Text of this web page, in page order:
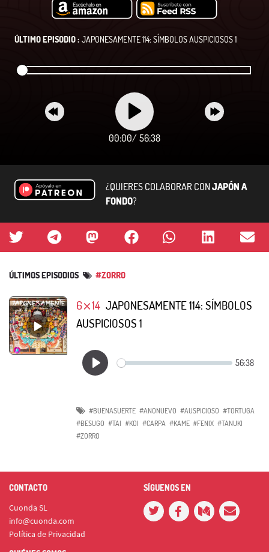
ÚLTIMO EPISODIO : JAPONESAMENTE 114: SÍMBOLOS AUSPICIOSOS 1
00:00/ 56:38
¿QUIERES COLABORAR CONJAPÓN A
FONDO?
ÚLTIMOS EPISODIOS #ZORRO
6⨯14 JAPONESAMENTE 114: SÍMBOLOS
AUSPICIOSOS 1
#BUENASUERTE #ANONUEVO #AUSPICIOSO #TORTUGA
#BESUGO #TAI #KOI #CARPA #KAME #FENIX #TANUKI
#ZORRO
CONTACTO
Cuonda SL
info@cuonda.com
Política de Privacidad
SÍGUENOS EN